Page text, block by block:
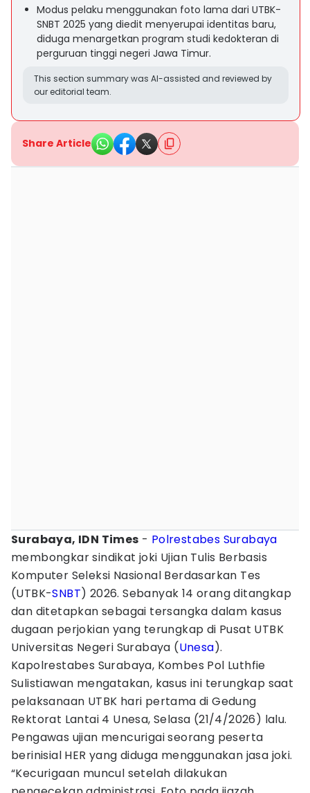
Modus pelaku menggunakan foto lama dari UTBK-
SNBT 2025 yang diedit menyerupai identitas baru,
diduga menargetkan program studi kedokteran di
perguruan tinggi negeri Jawa Timur.
This section summary was AI-assisted and reviewed by
our editorial team.
Share Article
Surabaya, IDN Times - Polrestabes Surabaya
membongkar sindikat joki Ujian Tulis Berbasis
Komputer Seleksi Nasional Berdasarkan Tes
(UTBK-SNBT) 2026. Sebanyak 14 orang ditangkap
dan ditetapkan sebagai tersangka dalam kasus
dugaan perjokian yang terungkap di Pusat UTBK
Universitas Negeri Surabaya (Unesa).
Kapolrestabes Surabaya, Kombes Pol Luthfie
Sulistiawan mengatakan, kasus ini terungkap saat
pelaksanaan UTBK hari pertama di Gedung
Rektorat Lantai 4 Unesa, Selasa (21/4/2026) lalu.
Pengawas ujian mencurigai seorang peserta
berinisial HER yang diduga menggunakan jasa joki.
“Kecurigaan muncul setelah dilakukan